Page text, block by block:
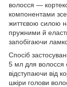
волосся —
компонентами
життєвою силою
пружними й
запобігаючи
Спосіб
5 мл для волосся
відступаючи від
шкіри голови